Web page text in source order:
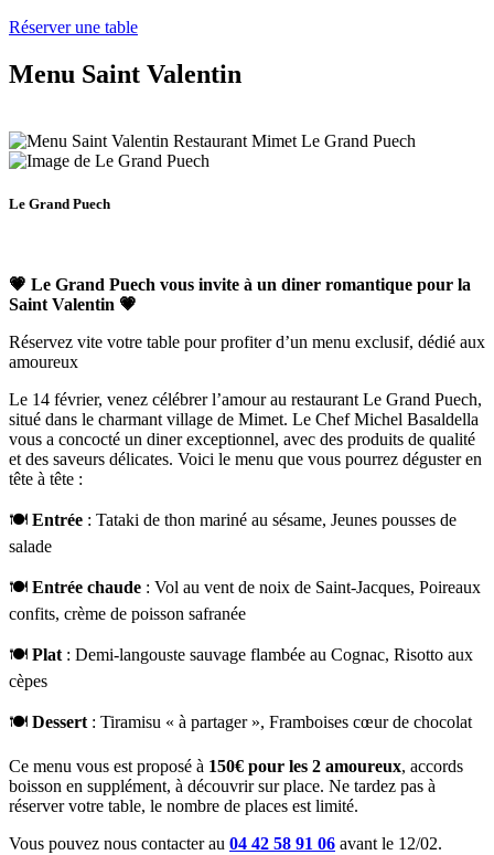
Réserver une table
Menu Saint Valentin
Le Grand Puech
💗 Le Grand Puech vous invite à un diner romantique pour la
Saint Valentin 💗
Réservez vite votre table pour profiter d’un menu exclusif, dédié aux
amoureux
Le 14 février, venez célébrer l’amour au restaurant Le Grand Puech,
situé dans le charmant village de Mimet. Le Chef Michel Basaldella
vous a concocté un diner exceptionnel, avec des produits de qualité
et des saveurs délicates. Voici le menu que vous pourrez déguster en
tête à tête :
🍽️ Entrée : Tataki de thon mariné au sésame, Jeunes pousses de
salade
🍽️ Entrée chaude : Vol au vent de noix de Saint-Jacques, Poireaux
confits, crème de poisson safranée
🍽️ Plat : Demi-langouste sauvage flambée au Cognac, Risotto aux
cèpes
🍽️ Dessert : Tiramisu « à partager », Framboises cœur de chocolat
Ce menu vous est proposé à 150€ pour les 2 amoureux, accords
boisson en supplément, à découvrir sur place. Ne tardez pas à
réserver votre table, le nombre de places est limité.
Vous pouvez nous contacter au 04 42 58 91 06 avant le 12/02.